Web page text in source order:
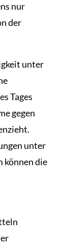
nur
der
unter
Tages
gegen
unter
können die